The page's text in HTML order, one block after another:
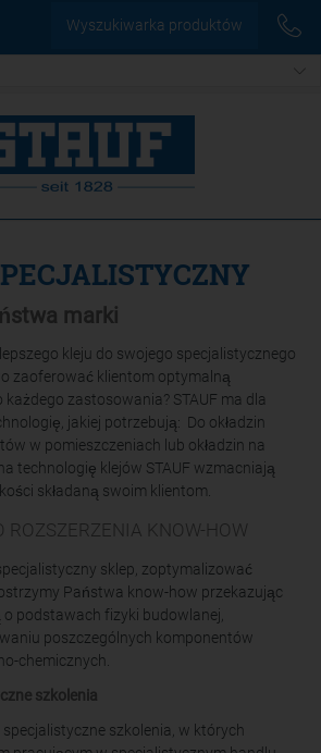
Wyszukiwarka produktów
marki
kleju do swojego specjalistycznego
zaoferować klientom optymalną
zastosowania? STAUF ma dla
jakiej potrzebują: Do okładzin
w pomieszczeniach lub okładzin na
technologię klejów STAUF wzmacniają
składaną swoim klientom.
ROZSZERZENIA KNOW-HOW
sklep, zoptymalizować
Państwa know-how przekazując
podstawach fizyki budowlanej,
poszczególnych komponentów
chemicznych.
szkolenia
szkolenia, w których